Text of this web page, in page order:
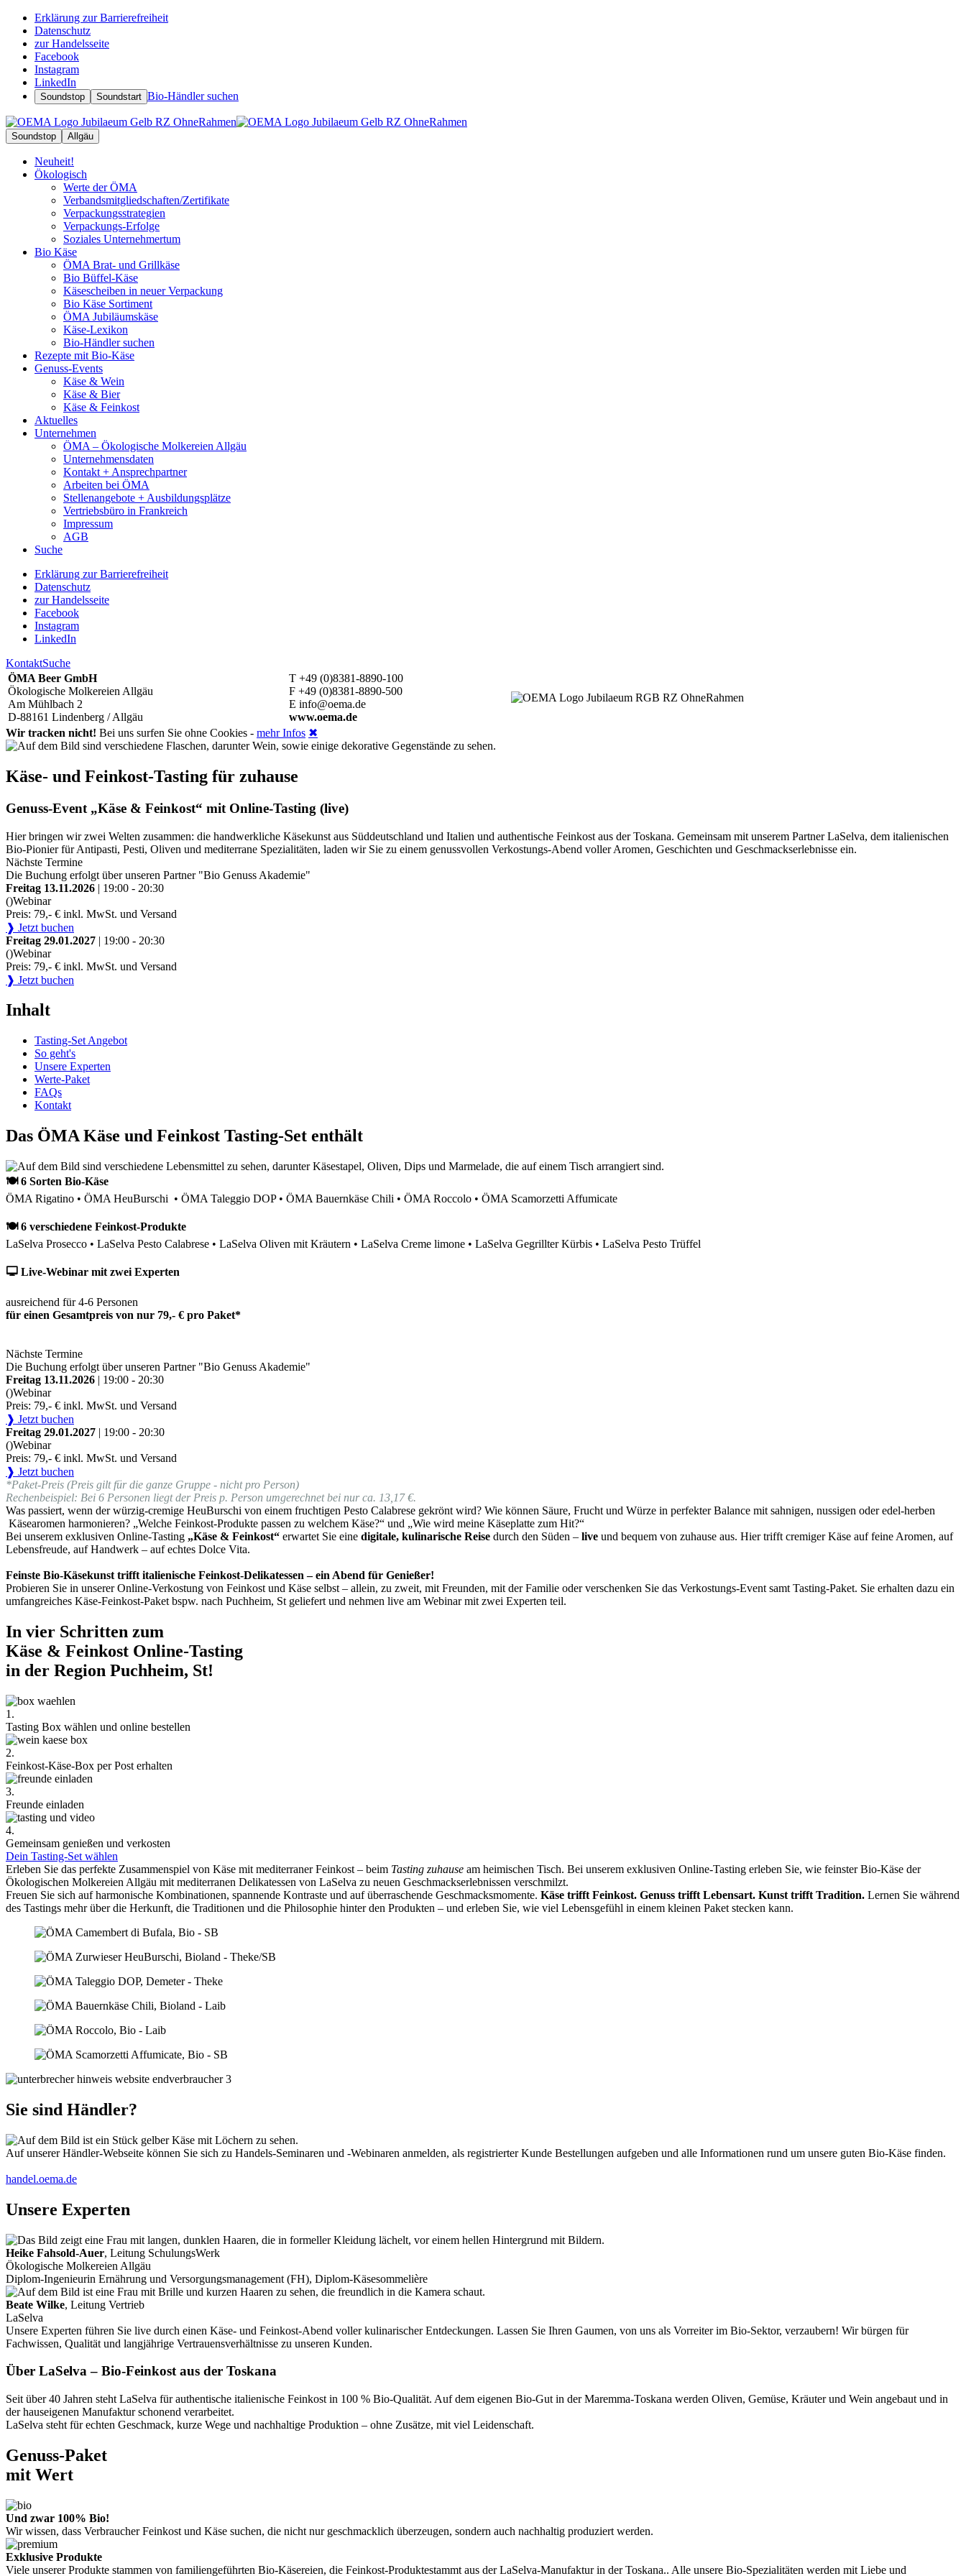
Erklärung zur Barrierefreiheit
Datenschutz
zur Handelsseite
Facebook
Instagram
LinkedIn
Soundstop Soundstart Bio-Händler suchen
Soundstop Allgäu
Neuheit!
Ökologisch
Werte der ÖMA
Verbandsmitgliedschaften/Zertifikate
Verpackungsstrategien
Verpackungs-Erfolge
Soziales Unternehmertum
Bio Käse
ÖMA Brat- und Grillkäse
Bio Büffel-Käse
Käsescheiben in neuer Verpackung
Bio Käse Sortiment
ÖMA Jubiläumskäse
Käse-Lexikon
Bio-Händler suchen
Rezepte mit Bio-Käse
Genuss-Events
Käse & Wein
Käse & Bier
Käse & Feinkost
Aktuelles
Unternehmen
ÖMA – Ökologische Molkereien Allgäu
Unternehmensdaten
Kontakt + Ansprechpartner
Arbeiten bei ÖMA
Stellenangebote + Ausbildungsplätze
Vertriebsbüro in Frankreich
Impressum
AGB
Suche
Erklärung zur Barrierefreiheit
Datenschutz
zur Handelsseite
Facebook
Instagram
LinkedIn
KontaktSuche
ÖMA Beer GmbH
Ökologische Molkereien Allgäu
Am Mühlbach 2
D-88161 Lindenberg / Allgäu
T +49 (0)8381-8890-100
F +49 (0)8381-8890-500
E info@oema.de
www.oema.de
Wir tracken nicht! Bei uns surfen Sie ohne Cookies - mehr Infos ✖
Käse- und Feinkost-Tasting für zuhause
Genuss-Event „Käse & Feinkost“ mit Online-Tasting (live)
Hier bringen wir zwei Welten zusammen: die handwerkliche Käsekunst aus Süddeutschland und Italien und authentische Feinkost aus der Toskana. Gemeinsam mit unserem Partner LaSelva, dem italienischen
Bio-Pionier für Antipasti, Pesti, Oliven und mediterrane Spezialitäten, laden wir Sie zu einem genussvollen Verkostungs-Abend voller Aromen, Geschichten und Geschmackserlebnisse ein.
Nächste Termine
Die Buchung erfolgt über unseren Partner "Bio Genuss Akademie"
Freitag 13.11.2026 | 19:00 - 20:30
()Webinar
Preis: 79,- € inkl. MwSt. und Versand
❱ Jetzt buchen
Freitag 29.01.2027 | 19:00 - 20:30
()Webinar
Preis: 79,- € inkl. MwSt. und Versand
❱ Jetzt buchen
Inhalt
Tasting-Set Angebot
So geht's
Unsere Experten
Werte-Paket
FAQs
Kontakt
Das ÖMA Käse und Feinkost Tasting-Set enthält
🍽 6 Sorten Bio-Käse
ÖMA Rigatino • ÖMA HeuBurschi • ÖMA Taleggio DOP • ÖMA Bauernkäse Chili • ÖMA Roccolo • ÖMA Scamorzetti Affumicate
🍽 6 verschiedene Feinkost-Produkte
LaSelva Prosecco • LaSelva Pesto Calabrese • LaSelva Oliven mit Kräutern • LaSelva Creme limone • LaSelva Gegrillter Kürbis • LaSelva Pesto Trüffel
🖵 Live-Webinar mit zwei Experten
ausreichend für 4-6 Personen
für einen Gesamtpreis von nur 79,- € pro Paket*
Nächste Termine
Die Buchung erfolgt über unseren Partner "Bio Genuss Akademie"
Freitag 13.11.2026 | 19:00 - 20:30
()Webinar
Preis: 79,- € inkl. MwSt. und Versand
❱ Jetzt buchen
Freitag 29.01.2027 | 19:00 - 20:30
()Webinar
Preis: 79,- € inkl. MwSt. und Versand
❱ Jetzt buchen
*Paket-Preis (Preis gilt für die ganze Gruppe - nicht pro Person)
Rechenbeispiel: Bei 6 Personen liegt der Preis p. Person umgerechnet bei nur ca. 13,17 €.
Was passiert, wenn der würzig-cremige HeuBurschi von einem fruchtigen Pesto Calabrese gekrönt wird? Wie können Säure, Frucht und Würze in perfekter Balance mit sahnigen, nussigen oder edel-herben
Käsearomen harmonieren? „Welche Feinkost-Produkte passen zu welchem Käse?“ und „Wie wird meine Käseplatte zum Hit?“
Bei unserem exklusiven Online-Tasting „Käse & Feinkost“ erwartet Sie eine digitale, kulinarische Reise durch den Süden – live und bequem von zuhause aus. Hier trifft cremiger Käse auf feine Aromen, auf
Lebensfreude, auf Handwerk – auf echtes Dolce Vita.
Feinste Bio-Käsekunst trifft italienische Feinkost-Delikatessen – ein Abend für Genießer!
Probieren Sie in unserer Online-Verkostung von Feinkost und Käse selbst – allein, zu zweit, mit Freunden, mit der Familie oder verschenken Sie das Verkostungs-Event samt Tasting-Paket. Sie erhalten dazu ein
umfangreiches Käse-Feinkost-Paket bspw. nach Puchheim, St geliefert und nehmen live am Webinar mit zwei Experten teil.
In vier Schritten zum
Käse & Feinkost Online-Tasting
in der Region Puchheim, St!
1.
Tasting Box wählen und online bestellen
2.
Feinkost-Käse-Box per Post erhalten
3.
Freunde einladen
4.
Gemeinsam genießen und verkosten
Dein Tasting-Set wählen
Erleben Sie das perfekte Zusammenspiel von Käse mit mediterraner Feinkost – beim Tasting zuhause am heimischen Tisch. Bei unserem exklusiven Online-Tasting erleben Sie, wie feinster Bio-Käse der
Ökologischen Molkereien Allgäu mit mediterranen Delikatessen von LaSelva zu neuen Geschmackserlebnissen verschmilzt.
Freuen Sie sich auf harmonische Kombinationen, spannende Kontraste und auf überraschende Geschmacksmomente. Käse trifft Feinkost. Genuss trifft Lebensart. Kunst trifft Tradition. Lernen Sie während
des Tastings mehr über die Herkunft, die Traditionen und die Philosophie hinter den Produkten – und erleben Sie, wie viel Lebensgefühl in einem kleinen Paket stecken kann.
Sie sind Händler?
Auf unserer Händler-Webseite können Sie sich zu Handels-Seminaren und -Webinaren anmelden, als registrierter Kunde Bestellungen aufgeben und alle Informationen rund um unsere guten Bio-Käse finden.
handel.oema.de
Unsere Experten
Heike Fahsold-Auer, Leitung SchulungsWerk
Ökologische Molkereien Allgäu
Diplom-Ingenieurin Ernährung und Versorgungsmanagement (FH), Diplom-Käsesommelière
Beate Wilke, Leitung Vertrieb
LaSelva
Unsere Experten führen Sie live durch einen Käse- und Feinkost-Abend voller kulinarischer Entdeckungen. Lassen Sie Ihren Gaumen, von uns als Vorreiter im Bio-Sektor, verzaubern! Wir bürgen für
Fachwissen, Qualität und langjährige Vertrauensverhältnisse zu unseren Kunden.
Über LaSelva – Bio-Feinkost aus der Toskana
Seit über 40 Jahren steht LaSelva für authentische italienische Feinkost in 100 % Bio-Qualität. Auf dem eigenen Bio-Gut in der Maremma-Toskana werden Oliven, Gemüse, Kräuter und Wein angebaut und in
der hauseigenen Manufaktur schonend verarbeitet.
LaSelva steht für echten Geschmack, kurze Wege und nachhaltige Produktion – ohne Zusätze, mit viel Leidenschaft.
Genuss-Paket
mit Wert
Und zwar 100% Bio!
Wir wissen, dass Verbraucher Feinkost und Käse suchen, die nicht nur geschmacklich überzeugen, sondern auch nachhaltig produziert werden.
Exklusive Produkte
Viele unserer Produkte stammen von familiengeführten Bio-Käsereien, die Feinkost-Produktestammt aus der LaSelva-Manufaktur in der Toskana.. Alle unsere Bio-Spezialitäten werden mit Liebe und